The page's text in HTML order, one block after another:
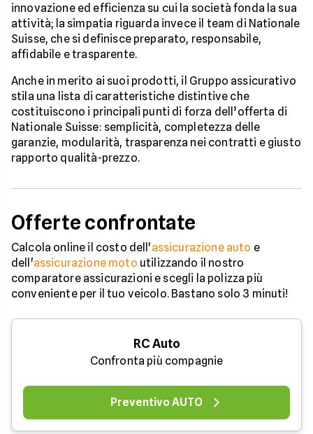
innovazione ed efficienza su cui la società fonda la sua
attività; la simpatia riguarda invece il team di Nationale
Suisse, che si definisce preparato, responsabile,
affidabile e trasparente.
Anche in merito ai suoi prodotti, il Gruppo assicurativo
stila una lista di caratteristiche distintive che
costituiscono i principali punti di forza dell’offerta di
Nationale Suisse: semplicità, completezza delle
garanzie, modularità, trasparenza nei contratti e giusto
rapporto qualità-prezzo.
Offerte confrontate
Calcola online il costo dell'assicurazione auto e
dell'assicurazione moto utilizzando il nostro
comparatore assicurazioni e scegli la polizza più
conveniente per il tuo veicolo. Bastano solo 3 minuti!
RC Auto
Confronta più compagnie
Preventivo AUTO